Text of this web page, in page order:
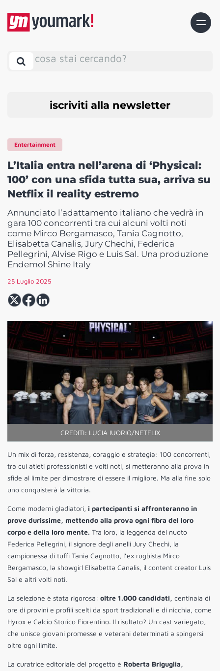
cosa stai cercando?
iscriviti alla newsletter
Entertainment
L’Italia entra nell’arena di ‘Physical:
100’ con una sfida tutta sua, arriva su
Netflix il reality estremo
Annunciato l’adattamento italiano che vedrà in
gara 100 concorrenti tra cui alcuni volti noti
come Mirco Bergamasco, Tania Cagnotto,
Elisabetta Canalis, Jury Chechi, Federica
Pellegrini, Alvise Rigo e Luis Sal. Una produzione
Endemol Shine Italy
25 Luglio 2025
CREDITI: LUCIA IUORIO/NETFLIX
Un mix di forza, resistenza, coraggio e strategia: 100 concorrenti,
tra cui atleti professionisti e volti noti, si metteranno alla prova in
sfide al limite per dimostrare di essere il migliore. Ma alla fine solo
uno conquisterà la vittoria.
Come moderni gladiatori, i partecipanti si affronteranno in
prove durissime, mettendo alla prova ogni fibra del loro
corpo e della loro mente. Tra loro, la leggenda del nuoto
Federica Pellegrini, il signore degli anelli Jury Chechi, la
campionessa di tuffi Tania Cagnotto, l’ex rugbista Mirco
Bergamasco, la showgirl Elisabetta Canalis, il content creator Luis
Sal e altri volti noti.
La selezione è stata rigorosa: oltre 1.000 candidati, centinaia di
ore di provini e profili scelti da sport tradizionali e di nicchia, come
Hyrox e Calcio Storico Fiorentino. Il risultato? Un cast variegato,
che unisce giovani promesse e veterani determinati a spingersi
oltre ogni limite.
La curatrice editoriale del progetto è Roberta Briguglia,